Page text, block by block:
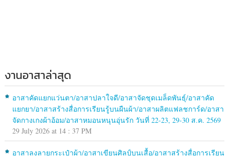
งานอาสาล่าสุด
อาสาคัดแยกแว่นตา/อาสาปลาใจดี/อาสาจัดชุดเมล็ดพันธุ์/อาสาคัด
แยกยา/อาสาสร้างสื่อการเรียนรู้บนผืนผ้า/อาสาผลิตแฟลชการ์ด/อาสา
จัดกางเกงผ้าอ้อม/อาสาหมอนหนุนอุ่นรัก วันที่ 22-23, 29-30 ส.ค. 2569
29 July 2026 at 14 : 37 PM
อาสาลงลายกระเป๋าผ้า/อาสาเขียนศิลป์บนเสื้อ/อาสาสร้างสื่อการเรียน